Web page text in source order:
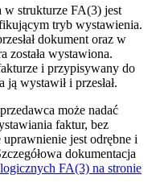
w strukturze FA(3) jest
tryb wystawienia.
dokument oraz w
została wystawiona.
i przypisywany do
wystawił i przesłał.
może nadać
faktur, bez
jest odrębne i
dokumentacja
FA(3) na stronie